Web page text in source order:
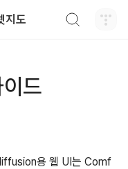
지도
드
용 웹 UI는 Comf